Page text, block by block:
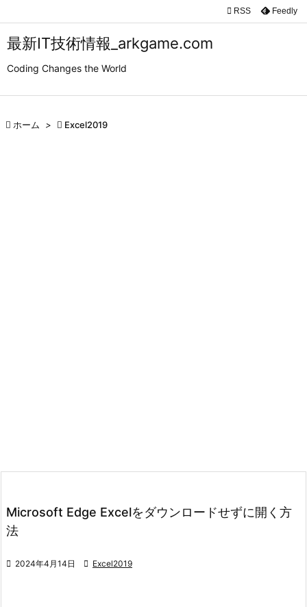
最新IT技術情報_arkgame.com
Coding Changes the World


 RSS Feedly
 ホーム >  Excel2019
Microsoft Edge Excelをダウンロードせずに開く方
法
 2024年4月14日  Excel2019